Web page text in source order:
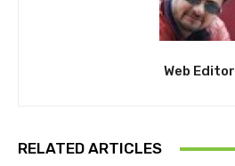
Web Editor
RELATED ARTICLES